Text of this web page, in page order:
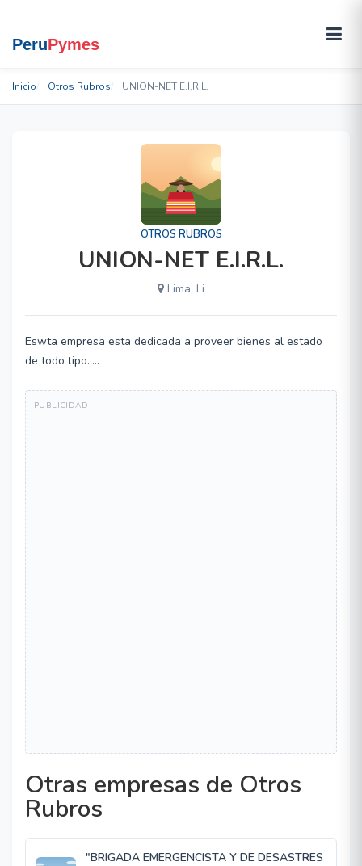
Inicio Otros Rubros UNION-NET E.I.R.L.
OTROS RUBROS
UNION-NET E.I.R.L.
Lima, Li
Eswta empresa esta dedicada a proveer bienes al estado
de todo tipo.....
Otras empresas de Otros
Rubros
"BRIGADA EMERGENCISTA Y DE DESASTRES